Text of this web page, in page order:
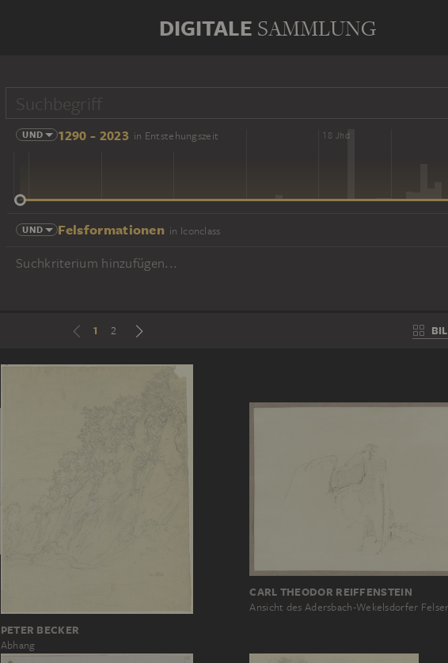
DIGITALE SAMMLUNG
UND 1290 - 2023 in Entstehungszeit
14 Jhd 16 Jhd 18 Jhd
UND Felsformationen in Iconclass
Suchkriterium hinzufügen...
1 2
PETER BECKER
Abhang
CARL THEODOR REIFFENSTEIN
Ansicht des Adersbach-Wekelsdorfer